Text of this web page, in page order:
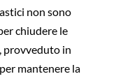
non sono
chiudere le
provveduto in
mantenere la